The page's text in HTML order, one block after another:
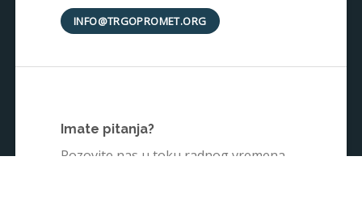
INFO@TRGOPROMET.ORG
Imate pitanja?
Pozovite nas u toku radnog vremena.